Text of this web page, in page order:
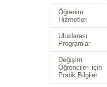
Öğrenim
Hizmetleri
Uluslarası
Programlar
Değişim
Öğrencileri için
Pratik Bilgiler